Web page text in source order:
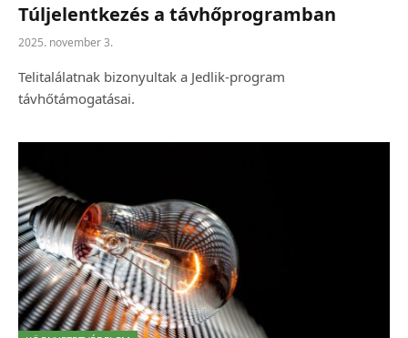
Túljelentkezés a távhőprogramban
2025. november 3.
Telitalálatnak bizonyultak a Jedlik-program
távhőtámogatásai.